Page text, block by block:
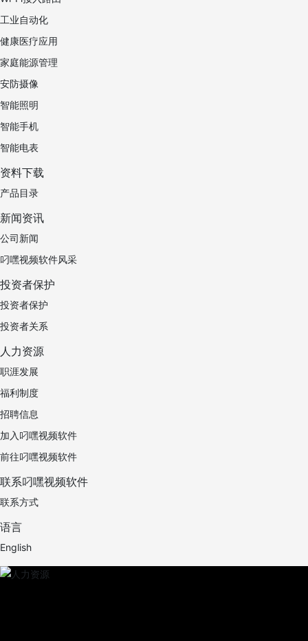
工业自动化
健康医疗应用
家庭能源管理
安防摄像
智能照明
智能手机
智能电表
资料下载
产品目录
新闻资讯
公司新闻
叼嘿视频软件风采
投资者保护
投资者保护
投资者关系
人力资源
职涯发展
福利制度
招聘信息
加入叼嘿视频软件
前往叼嘿视频软件
联系叼嘿视频软件
联系方式
语言
English